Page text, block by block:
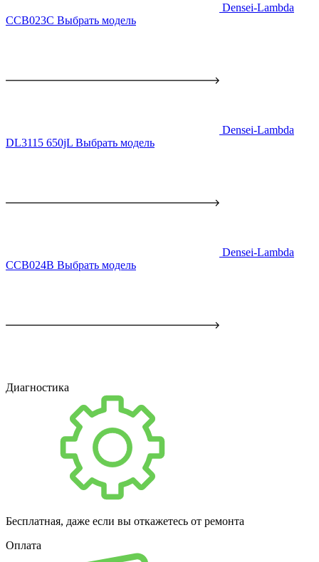
Densei-Lambda
CCB023C Выбрать модель
Densei-Lambda
DL3115 650jL Выбрать модель
Densei-Lambda
CCB024B Выбрать модель
Диагностика
Бесплатная, даже если вы откажетесь от ремонта
Оплата